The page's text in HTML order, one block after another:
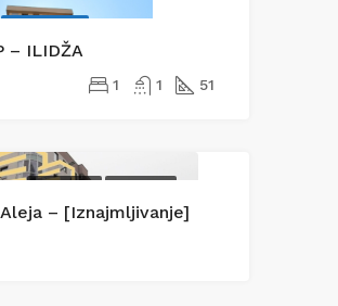
– ILIDŽA
1 1 51
– [Iznajmljivanje]